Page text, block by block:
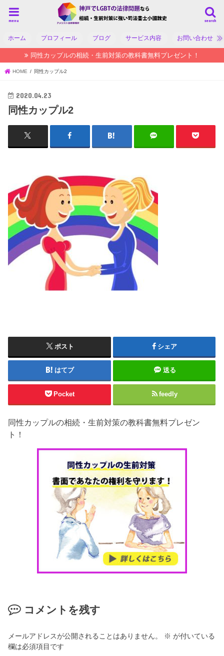
search
menu
ホーム プロフィール ブログ サービス内容 お問い合わせ
同性カップルの相続・生前対策の教科書無料プレゼント！
HOME 同性カップル2
2020.04.23
同性カップル2
ポスト シェア
はてブ 送る
Pocket feedly
同性カップルの相続・生前対策の教科書無料プレゼン
ト！
コメントを残す
メールアドレスが公開されることはありません。 ※ が付いている
欄は必須項目です